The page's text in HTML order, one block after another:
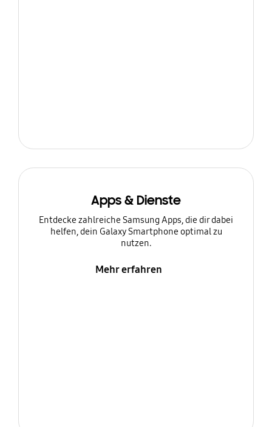
Apps & Dienste
Entdecke zahlreiche Samsung Apps, die dir dabei
helfen, dein Galaxy Smartphone optimal zu
nutzen.
Mehr erfahren